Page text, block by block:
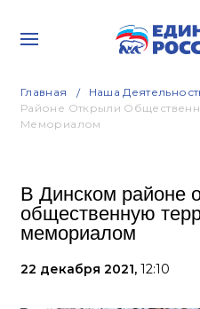
Главная Наша
Районе Открыли
Мемориалом
В Динском районе
общественную
мемориалом
22 декабря 2021, 12:10